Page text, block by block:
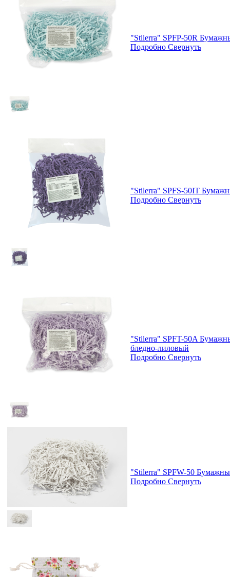
"Stilerra" SPFP-50R
Подробно Свернуть
"Stilerra" SPFS-50IT
Подробно Свернуть
"Stilerra" SPFT-50A
бледно-лиловый
Подробно Свернуть
"Stilerra" SPFW-50
Подробно Свернуть